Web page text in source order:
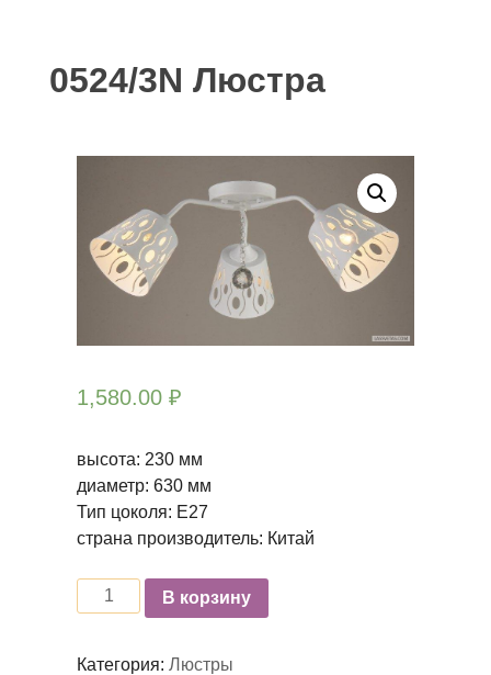
0524/3N Люстра
1,580.00 ₽
высота: 230 мм
диаметр: 630 мм
Тип цоколя: Е27
страна производитель: Китай
КоличествоВ корзину
Категория: Люстры